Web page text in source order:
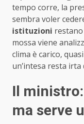
tempo corre, la
sembra voler
istituzioni
mossa viene
clima è carico,
un’intesa resta irta
Il
ma serve